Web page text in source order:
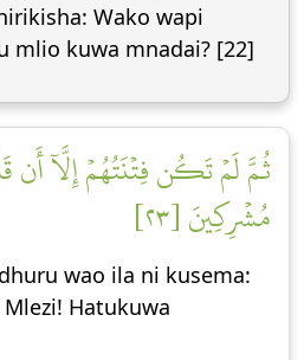
Wako wapi
mlio kuwa mnadai? [22]
ثُمَّ لَمۡ تَكُن فِتۡنَتُهُمۡ إِلَّآ أَن
مُشۡرِكِينَ [٢٣]
wao ila ni kusema:
Hatukuwa